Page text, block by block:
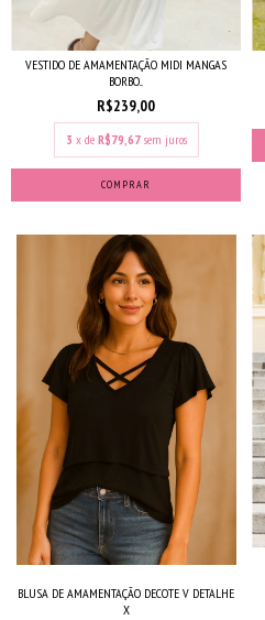
VESTIDO DE AMAMENTAÇÃO MIDI MANGAS
BORBO...
R$239,00
3 x de R$79,67 sem juros
COMPRAR
BLUSA DE AMAMENTAÇÃO DECOTE V DETALHE
X